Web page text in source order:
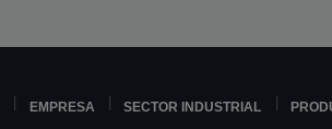
EMPRESA SECTOR INDUSTRIAL